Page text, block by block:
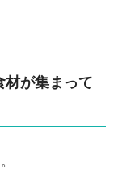
材が集まって